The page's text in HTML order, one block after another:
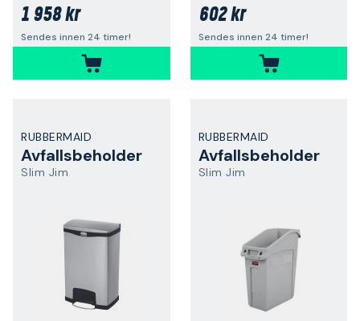
1 958 kr
Sendes innen 24 timer!
602 kr
Sendes innen 24 timer!
RUBBERMAID
Avfallsbeholder
Slim Jim
RUBBERMAID
Avfallsbeholder
Slim Jim